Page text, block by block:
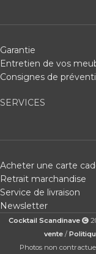
Garantie
Entretien de vos
Consignes de
SERVICES
Acheter une carte
Retrait marchandise
Service de livraison
Newsletter
Cocktail Scandinave
vente/
Photos non